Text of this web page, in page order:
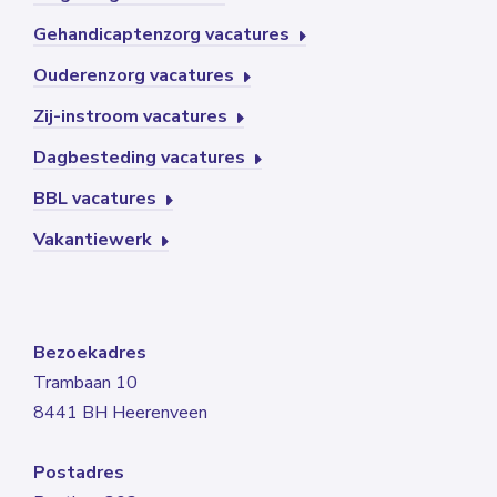
Gehandicaptenzorg vacatures
Ouderenzorg vacatures
Zij-instroom vacatures
Dagbesteding vacatures
BBL vacatures
Vakantiewerk
Bezoekadres
Trambaan 10
8441 BH Heerenveen
Postadres